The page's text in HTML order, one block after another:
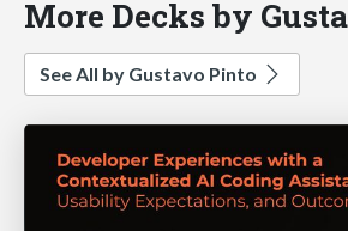
More Decks by
See All by Gustavo Pinto